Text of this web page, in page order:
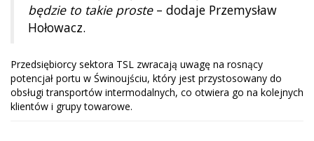
będzie to takie proste– dodaje Przemysław
Hołowacz.
Przedsiębiorcy sektora TSL zwracają uwagę na rosnący
potencjał portu w Świnoujściu, który jest przystosowany do
obsługi transportów intermodalnych, co otwiera go na kolejnych
klientów i grupy towarowe.